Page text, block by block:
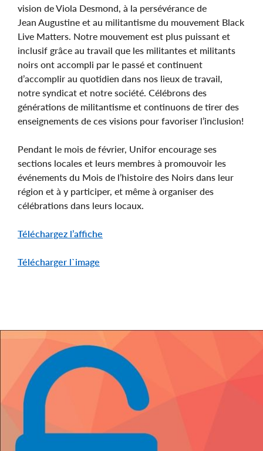
vision de Viola Desmond, à la persévérance de
Jean Augustine et au militantisme du mouvement Black
Live Matters. Notre mouvement est plus puissant et
inclusif grâce au travail que les militantes et militants
noirs ont accompli par le passé et continuent
d’accomplir au quotidien dans nos lieux de travail,
notre syndicat et notre société. Célébrons des
générations de militantisme et continuons de tirer des
enseignements de ces visions pour favoriser l’inclusion!
Pendant le mois de février, Unifor encourage ses
sections locales et leurs membres à promouvoir les
événements du Mois de l’histoire des Noirs dans leur
région et à y participer, et même à organiser des
célébrations dans leurs locaux.
Téléchargez l’affiche
Télécharger l`image